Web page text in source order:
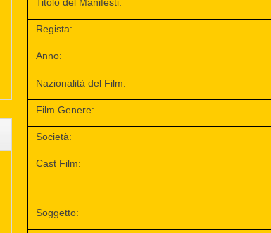
Regista:
Anno:
Nazionalità del Film:
Film Genere:
Società:
Cast Film:
Soggetto: